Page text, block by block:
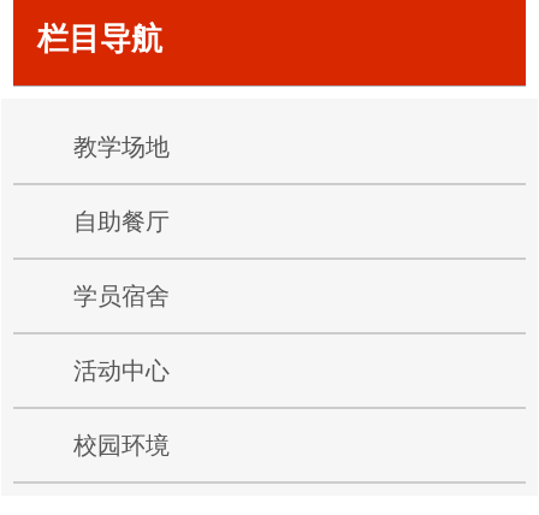
栏目导航
教学场地
自助餐厅
学员宿舍
活动中心
校园环境